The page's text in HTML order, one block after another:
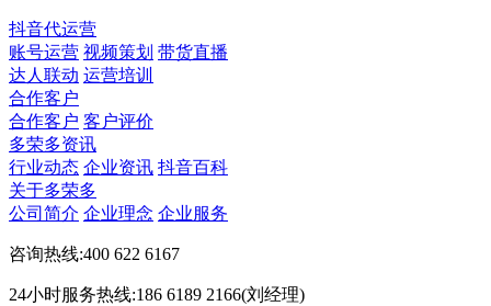
抖音代运营
账号运营 视频策划 带货直播
达人联动 运营培训
合作客户
合作客户 客户评价
多荣多资讯
行业动态 企业资讯 抖音百科
关于多荣多
公司简介 企业理念 企业服务
咨询热线:400 622 6167
24小时服务热线:186 6189 2166(刘经理)